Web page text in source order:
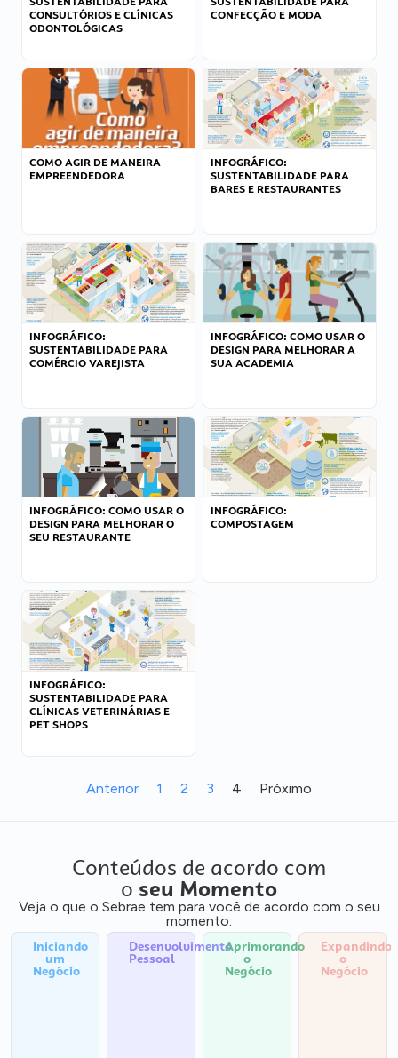
CONSULTÓRIOS E CLÍNICAS
ODONTOLÓGICAS
CONFECÇÃO E MODA
COMO AGIR DE MANEIRA
EMPREENDEDORA
INFOGRÁFICO:
SUSTENTABILIDADE PARA
BARES E RESTAURANTES
INFOGRÁFICO:
SUSTENTABILIDADE PARA
COMÉRCIO VAREJISTA
INFOGRÁFICO: COMO USAR O
DESIGN PARA MELHORAR A
SUA ACADEMIA
INFOGRÁFICO: COMO USAR O
DESIGN PARA MELHORAR O
SEU RESTAURANTE
INFOGRÁFICO:
COMPOSTAGEM
INFOGRÁFICO:
SUSTENTABILIDADE PARA
CLÍNICAS VETERINÁRIAS E
PET SHOPS
Anterior 1 2 3 4 Próximo
Conteúdos de acordo com
o seu Momento
Veja o que o Sebrae tem para você de acordo com o seu
momento:
Iniciando
um
Negócio
Desenvolvimento
Pessoal
Aprimorando
o
Negócio
Expandindo
o
Negócio